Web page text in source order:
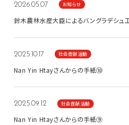
2026.05.07 お知らせ
鈴木農林水産大臣によるバングラデシュ
2025.10.17 社会貢献活動
Nan Yin Htayさんからの手紙⑩
2025.09.12 社会貢献活動
Nan Yin Htayさんからの手紙⑨